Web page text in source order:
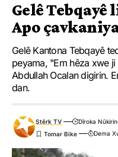
Gelê Tebqayê
Apo
Gelê Kantona Tebqayê
peyama, "Em hêza xwe
Abdullah Ocalan digirin.
dan.
Stêrk TV
Dîroka
Dema